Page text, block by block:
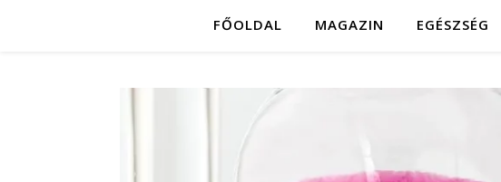
FŐOLDAL MAGAZIN EGÉSZSÉG